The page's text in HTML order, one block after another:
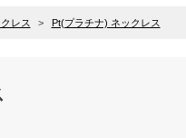
レス > Pt(プラチナ) ネックレス